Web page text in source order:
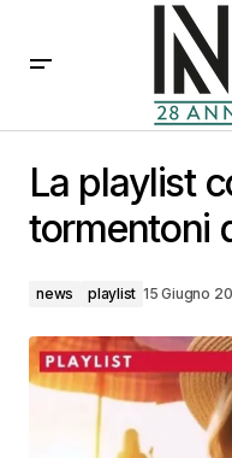
La playlist
tormentoni
news playlist 15 Giugno